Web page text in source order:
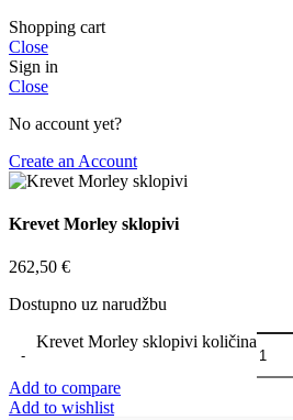
Shopping cart
Close
Sign in
Close
No account yet?
Create an Account
Krevet Morley sklopivi
262,50 €
Dostupno uz narudžbu
Krevet Morley sklopivi količina
Add to compare
Add to wishlist